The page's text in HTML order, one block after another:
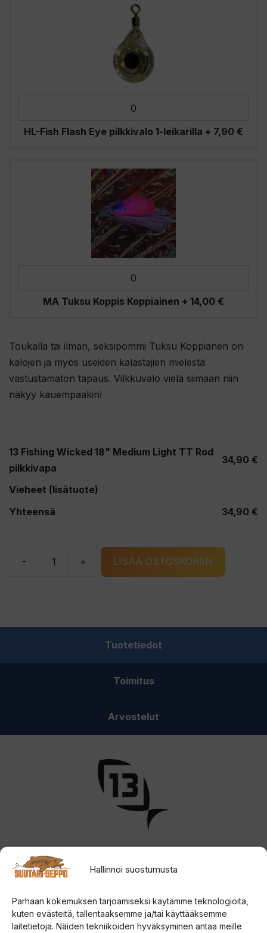
Hallinnoi suostumusta
Parhaan kokemuksen tarjoamiseksi käytämme teknologioita,
kuten evästeitä, tallentaaksemme ja/tai käyttääksemme
laitetietoja. Näiden tekniikoiden hyväksyminen antaa meille
HL-Fish Flash Eye pilkkivalo 1-leikarilla + 7,90 €
MA Tuksu Koppis Koppiainen + 14,00 €
Toukalla tai ilman, seksipommi Tuksu Koppianen on
kalojen ja myös useiden kalastajien mielestä
vastustamaton tapaus. Vilkkuvalo vielä siimaan niin
näkyy kauempaakin!
13 Fishing Wicked 18" Medium Light TT Rod
pilkkivapa
34,90 €
Vieheet (lisätuote)
Yhteensä
34,90 €
-
Light
Rod
määrä
+ LISÄÄ OSTOSKORIIN
Tuotetiedot
Toimitus
Arvostelut
Tuotetunnus (SKU)
Tuoteosasto
Pilkkivavat ja setit
EAN
0022677370675